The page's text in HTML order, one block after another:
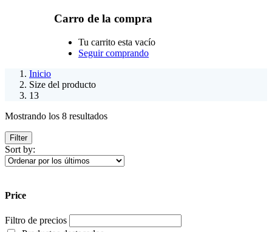
Carro de la compra
Tu carrito esta vacío
Seguir comprando
Inicio
Size del producto
13
Mostrando los 8 resultadosOrdenado
Filter
Sort by:
Price
Filtro de precios